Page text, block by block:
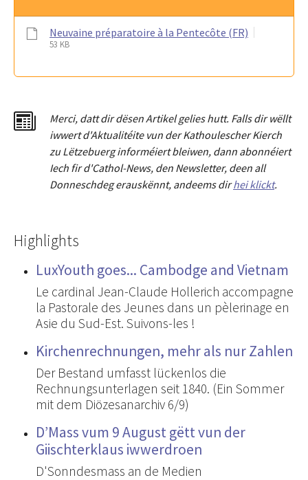
Neuvaine préparatoire à la Pentecôte (FR)
53 KB
Merci, dattdir dësen Artikel gelies hutt. Falls dir wëllt
iwwert d'Aktualitéite vun der Kathoulescher Kierch
zu Lëtzebuerg informéiert bleiwen, dann abonnéiert
Iech fir d'Cathol-News, den Newsletter, deen all
Donneschdeg erauskënnt, andeems dirhei klickt.
Highlights
LuxYouth goes... Cambodge and Vietnam
Le cardinal Jean-Claude Hollerich accompagne
la Pastorale des Jeunes dans un pèlerinage en
Asie du Sud-Est. Suivons-les !
Kirchenrechnungen, mehr als nur Zahlen
Der Bestand umfasst lückenlos die
Rechnungsunterlagen seit 1840. (Ein Sommer
mit dem Diözesanarchiv 6/9)
D’Mass vum 9 August gëtt vun der
Giischterklaus iwwerdroen
D'Sonndesmass an de Medien